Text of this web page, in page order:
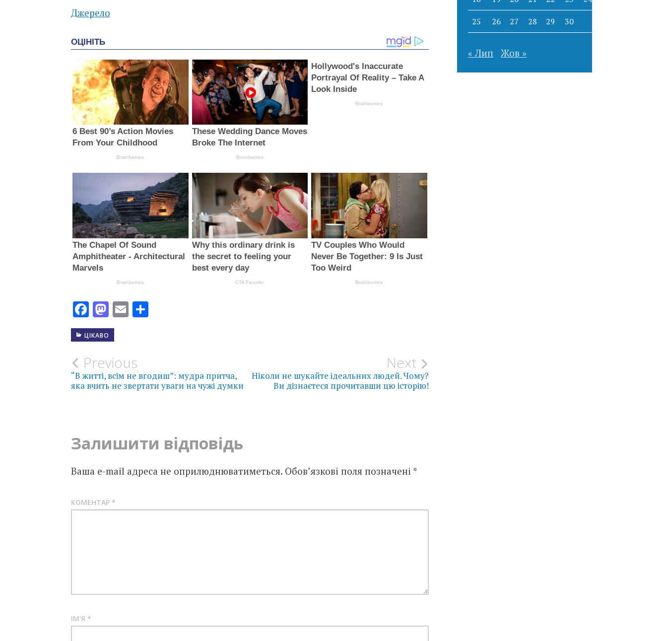
Джерело
Facebook
Mastodon
EmailПоділитися
ЦІКАВО
Post
navigation
Previous
“В житті, всім не вгодиш”: мудра притча,
яка вчить не звертати уваги на чужі думки
Next
Ніколи не шукайте ідеальних людей. Чому?
Ви дізнаєтеся прочитавши цю історію!
Залишити відповідь
Ваша e-mail адреса не оприлюднюватиметься. Обов’язкові поля позначені *
КОМЕНТАР *
ІМ'Я *
25 26 27 28 29 30
« Лип Жов »